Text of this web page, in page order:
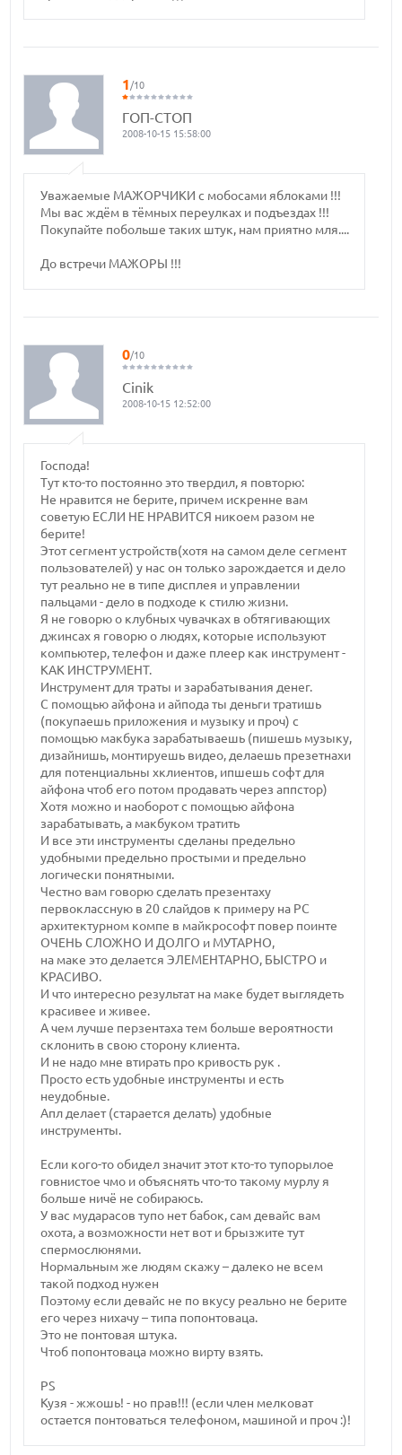
1/10
ГОП-СТОП
2008-10-15 15:58:00
Уважаемые МАЖОРЧИКИ с мобосами яблоками !!!
Мы вас ждём в тёмных переулках и подъездах !!!
Покупайте побольше таких штук, нам приятно мля....
До встречи МАЖОРЫ !!!
0/10
Cinik
2008-10-15 12:52:00
Господа!
Тут кто-то постоянно это твердил, я повторю:
Не нравится не берите, причем искренне вам
советую ЕСЛИ НЕ НРАВИТСЯ никоем разом не
берите!
Этот сегмент устройств(хотя на самом деле сегмент
пользователей) у нас он только зарождается и дело
тут реально не в типе дисплея и управлении
пальцами - дело в подходе к стилю жизни.
Я не говорю о клубных чувачках в обтягивающих
джинсах я говорю о людях, которые используют
компьютер, телефон и даже плеер как инструмент -
КАК ИНСТРУМЕНТ.
Инструмент для траты и зарабатывания денег.
С помощью айфона и айпода ты деньги тратишь
(покупаешь приложения и музыку и проч) с
помощью макбука зарабатываешь (пишешь музыку,
дизайнишь, монтируешь видео, делаешь презетнахи
для потенциальны хклиентов, ипшешь софт для
айфона чтоб его потом продавать через аппстор)
Хотя можно и наоборот с помощью айфона
зарабатывать, а макбуком тратить
И все эти инструменты сделаны предельно
удобными предельно простыми и предельно
логически понятными.
Честно вам говорю сделать презентаху
первоклассную в 20 слайдов к примеру на PC
архитектурном компе в майкрософт повер поинте
ОЧЕНЬ СЛОЖНО И ДОЛГО и МУТАРНО,
на маке это делается ЭЛЕМЕНТАРНО, БЫСТРО и
КРАСИВО.
И что интересно результат на маке будет выглядеть
красивее и живее.
А чем лучше перзентаха тем больше вероятности
склонить в свою сторону клиента.
И не надо мне втирать про кривость рук .
Просто есть удобные инструменты и есть
неудобные.
Апл делает (старается делать) удобные
инструменты.
Если кого-то обидел значит этот кто-то тупорылое
говнистое чмо и объяснять что-то такому мурлу я
больше ничё не собираюсь.
У вас мударасов тупо нет бабок, сам девайс вам
охота, а возможности нет вот и брызжите тут
спермослюнями.
Нормальным же людям скажу – далеко не всем
такой подход нужен
Поэтому если девайс не по вкусу реально не берите
его через нихачу – типа попонтоваца.
Это не понтовая штука.
Чтоб попонтоваца можно вирту взять.
PS
Кузя - жжошь! - но прав!!! (если член мелковат
остается понтоваться телефоном, машиной и проч :)!